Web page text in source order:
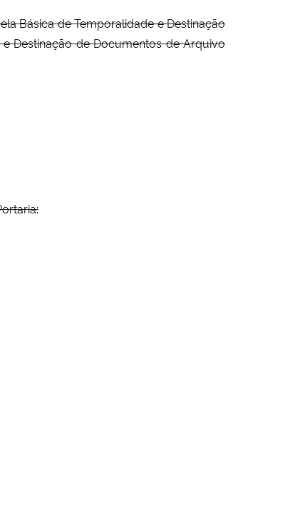
Básica de Temporalidade e Destinação
Destinação de Documentos de Arquivo